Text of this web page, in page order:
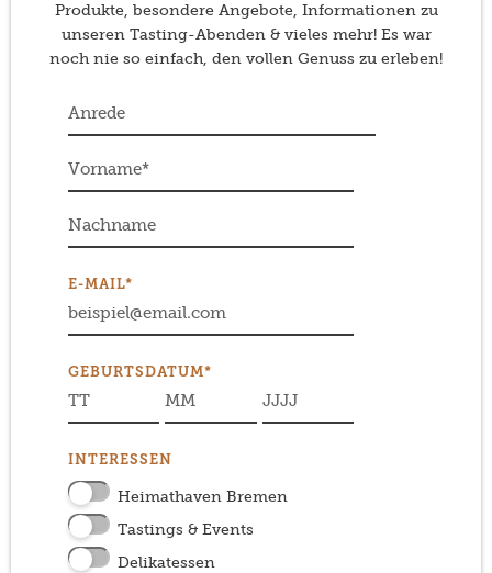
Produkte, besondere Angebote, Informationen zu
unseren Tasting-Abenden & vieles mehr! Es war
noch nie so einfach, den vollen Genuss zu erleben!
E-MAIL*
GEBURTSDATUM*
INTERESSEN
Heimathaven Bremen
Tastings & Events
Delikatessen